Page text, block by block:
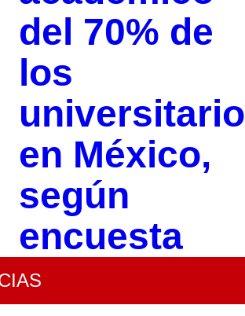
del 70% de
los
en México,
según
encuesta